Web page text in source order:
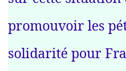
promouvoir les
solidarité pour